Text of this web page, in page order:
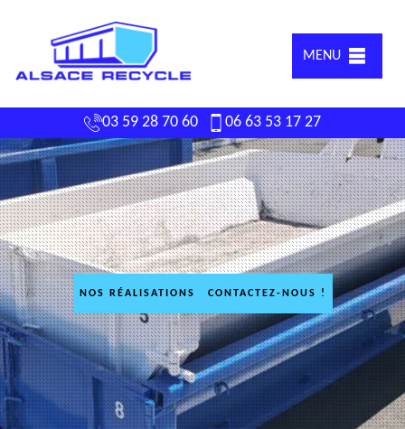
MENU
03 59 28 70 60 06 63 53 17 27
NOS RÉALISATIONS CONTACTEZ-NOUS !